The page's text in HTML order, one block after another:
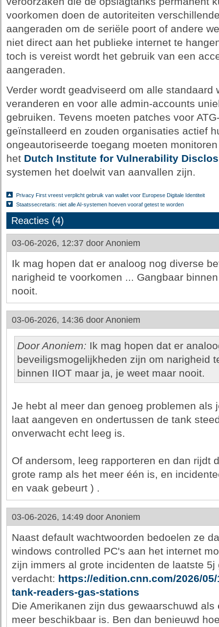
voorkomen doen de autoriteiten
aangeraden om de seriële poort of andere
niet direct aan het publieke internet te
toch is vereist wordt het gebruik van een
aangeraden.
Verder wordt geadviseerd om alle standaard
veranderen en voor alle admin-accounts
gebruiken. Tevens moeten patches voor
geïnstalleerd en zouden organisaties actief
ongeautoriseerde toegang moeten
het Dutch Institute for Vulnerability
systemen het doelwit van aanvallen zijn.
Privacy First vreest verplicht gebruik van wallet voor Europese Digitale Identiteit
Staatssecretaris: niet alle AI-systemen hoeven vooraf getest te worden
Reacties (4)
03-06-2026, 12:37 door Anoniem
Ik mag hopen dat er analoog nog diverse
narigheid te voorkomen ... Gangbaar
nooit.
03-06-2026, 14:36 door Anoniem
Door Anoniem: Ik mag hopen dat er
beveiligsmogelijkheden zijn om narigheid
binnen IIOT maar ja, je weet maar nooit.
Je hebt al meer dan genoeg problemen als
laat aangeven en ondertussen de tank
onverwacht echt leeg is.
Of andersom, leeg rapporteren en dan rijdt
grote ramp als het meer één is, en
en vaak gebeurt ) .
03-06-2026, 14:49 door Anoniem
Naast default wachtwoorden bedoelen ze
windows controlled PC's aan het internet
zijn immers al grote incidenten de laatste
verdacht: https://edition.cnn.com/2026/
tank-readers-gas-stations
Die Amerikanen zijn dus gewaarschuwd
meer beschikbaar is. Ben dan benieuwd